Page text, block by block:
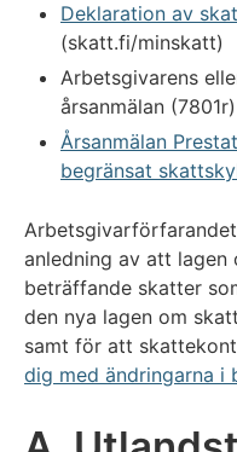
Deklaration av
(skatt.fi/minskatt)
Arbetsgivarens
årsanmälan (7801r)
Årsanmälan
begränsat
Arbetsgivarförfarandet
anledning av att
beträffande skatter
den nya lagen om
samt för att
dig med ändringarna i